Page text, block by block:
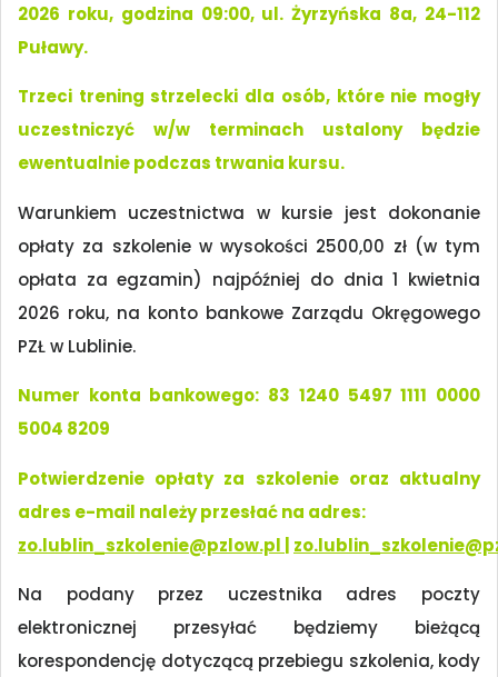
2026 roku, godzina 09:00, ul. Żyrzyńska 8a, 24-112
Puławy.
Trzeci trening strzelecki dla osób, które nie mogły
uczestniczyć w/w terminach ustalony będzie
ewentualnie podczas trwania kursu.
Warunkiem uczestnictwa w kursie jest dokonanie
opłaty za szkolenie w wysokości 2500,00 zł (w tym
opłata za egzamin) najpóźniej do dnia 1 kwietnia
2026 roku, na konto bankowe Zarządu Okręgowego
PZŁ w Lublinie.
Numer konta bankowego: 83 1240 5497 1111 0000
5004 8209
Potwierdzenie opłaty za szkolenie oraz aktualny
adres e-mail należy przesłać na adres:
zo.lublin_szkolenie@pzlow.pl |
Na podany przez uczestnika adres poczty
elektronicznej przesyłać będziemy bieżącą
korespondencję dotyczącą przebiegu szkolenia, kody